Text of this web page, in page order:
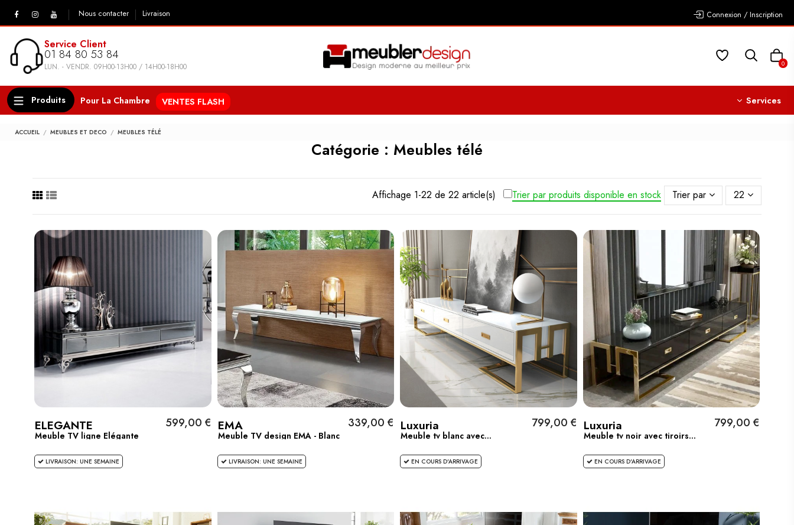
Nous contacter Livraison Connexion / Inscription
Service Client
01 84 80 53 84
LUN. - VENDR. 09H00-13H00 / 14H00-18H00 0
Produits Pour La Chambre VENTES FLASH Services
ACCUEIL MEUBLES ET DECO MEUBLES TÉLÉ
Catégorie : Meubles télé
Affichage 1-22 de 22 article(s) Trier par produits disponible en stock Trier par 22
ELEGANTE
Meuble TV ligne Elégante
599,00 €
LIVRAISON: UNE SEMAINE
EMA
Meuble TV design EMA - Blanc
339,00 €
LIVRAISON: UNE SEMAINE
Luxuria
Meuble tv blanc avec...
799,00 €
EN COURS D'ARRIVAGE
Luxuria
Meuble tv noir avec tiroirs...
799,00 €
EN COURS D'ARRIVAGE